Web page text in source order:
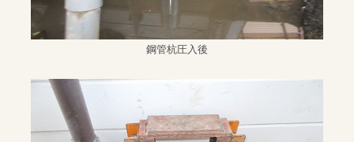
鋼管杭圧入後